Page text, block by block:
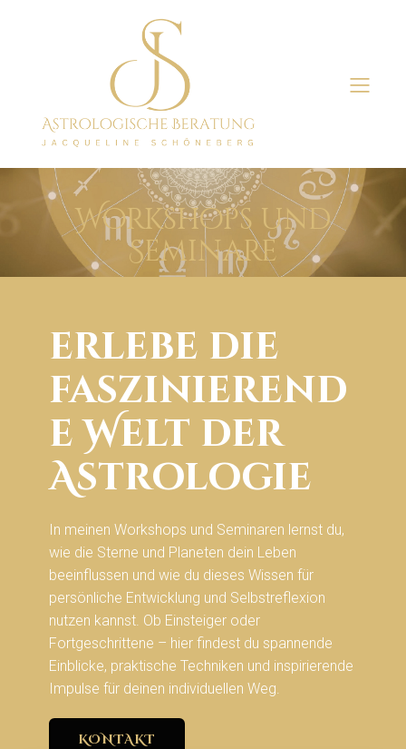
Workshops und
Seminare
erlebe die
faszinierend
e Welt der
Astrologie
In meinen Workshops und Seminaren lernst du,
wie die Sterne und Planeten dein Leben
beeinflussen und wie du dieses Wissen für
persönliche Entwicklung und Selbstreflexion
nutzen kannst. Ob Einsteiger oder
Fortgeschrittene – hier findest du spannende
Einblicke, praktische Techniken und inspirierende
Impulse für deinen individuellen Weg.
KONTAKT